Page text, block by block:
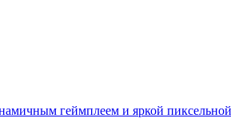
геймплеем и яркой